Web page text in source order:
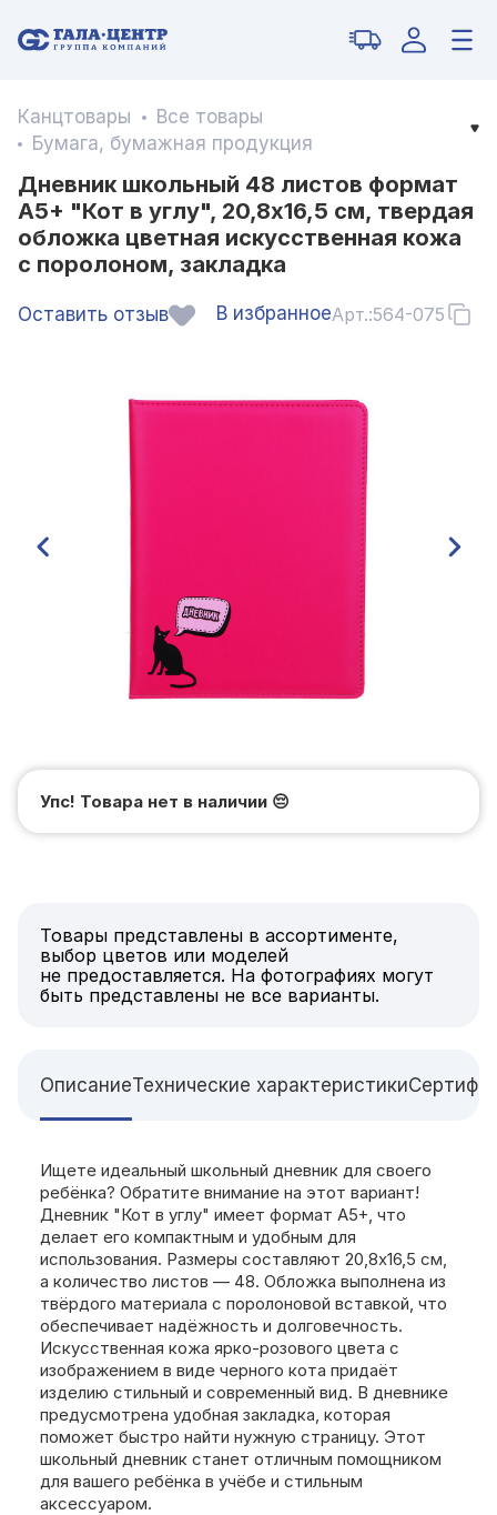
Канцтовары
Все товары
Бумага, бумажная продукция
Дневник школьный 48 листов формат
А5+ "Кот в углу", 20,8х16,5 см, твердая
обложка цветная искусственная кожа
с поролоном, закладка
Оставить отзыв В избранноеАрт.:564-075
Упс! Товара нет в наличии 😔
Товары представлены в ассортименте,
выбор цветов или моделей
не предоставляется. На фотографиях могут
быть представлены не все варианты.
ОписаниеТехнические характеристики
Ищете идеальный школьный дневник для своего
ребёнка? Обратите внимание на этот вариант!
Дневник "Кот в углу" имеет формат А5+, что
делает его компактным и удобным для
использования. Размеры составляют 20,8x16,5 см,
а количество листов — 48. Обложка выполнена из
твёрдого материала с поролоновой вставкой, что
обеспечивает надёжность и долговечность.
Искусственная кожа ярко-розового цвета с
изображением в виде черного кота придаёт
изделию стильный и современный вид. В дневнике
предусмотрена удобная закладка, которая
поможет быстро найти нужную страницу. Этот
школьный дневник станет отличным помощником
для вашего ребёнка в учёбе и стильным
аксессуаром.